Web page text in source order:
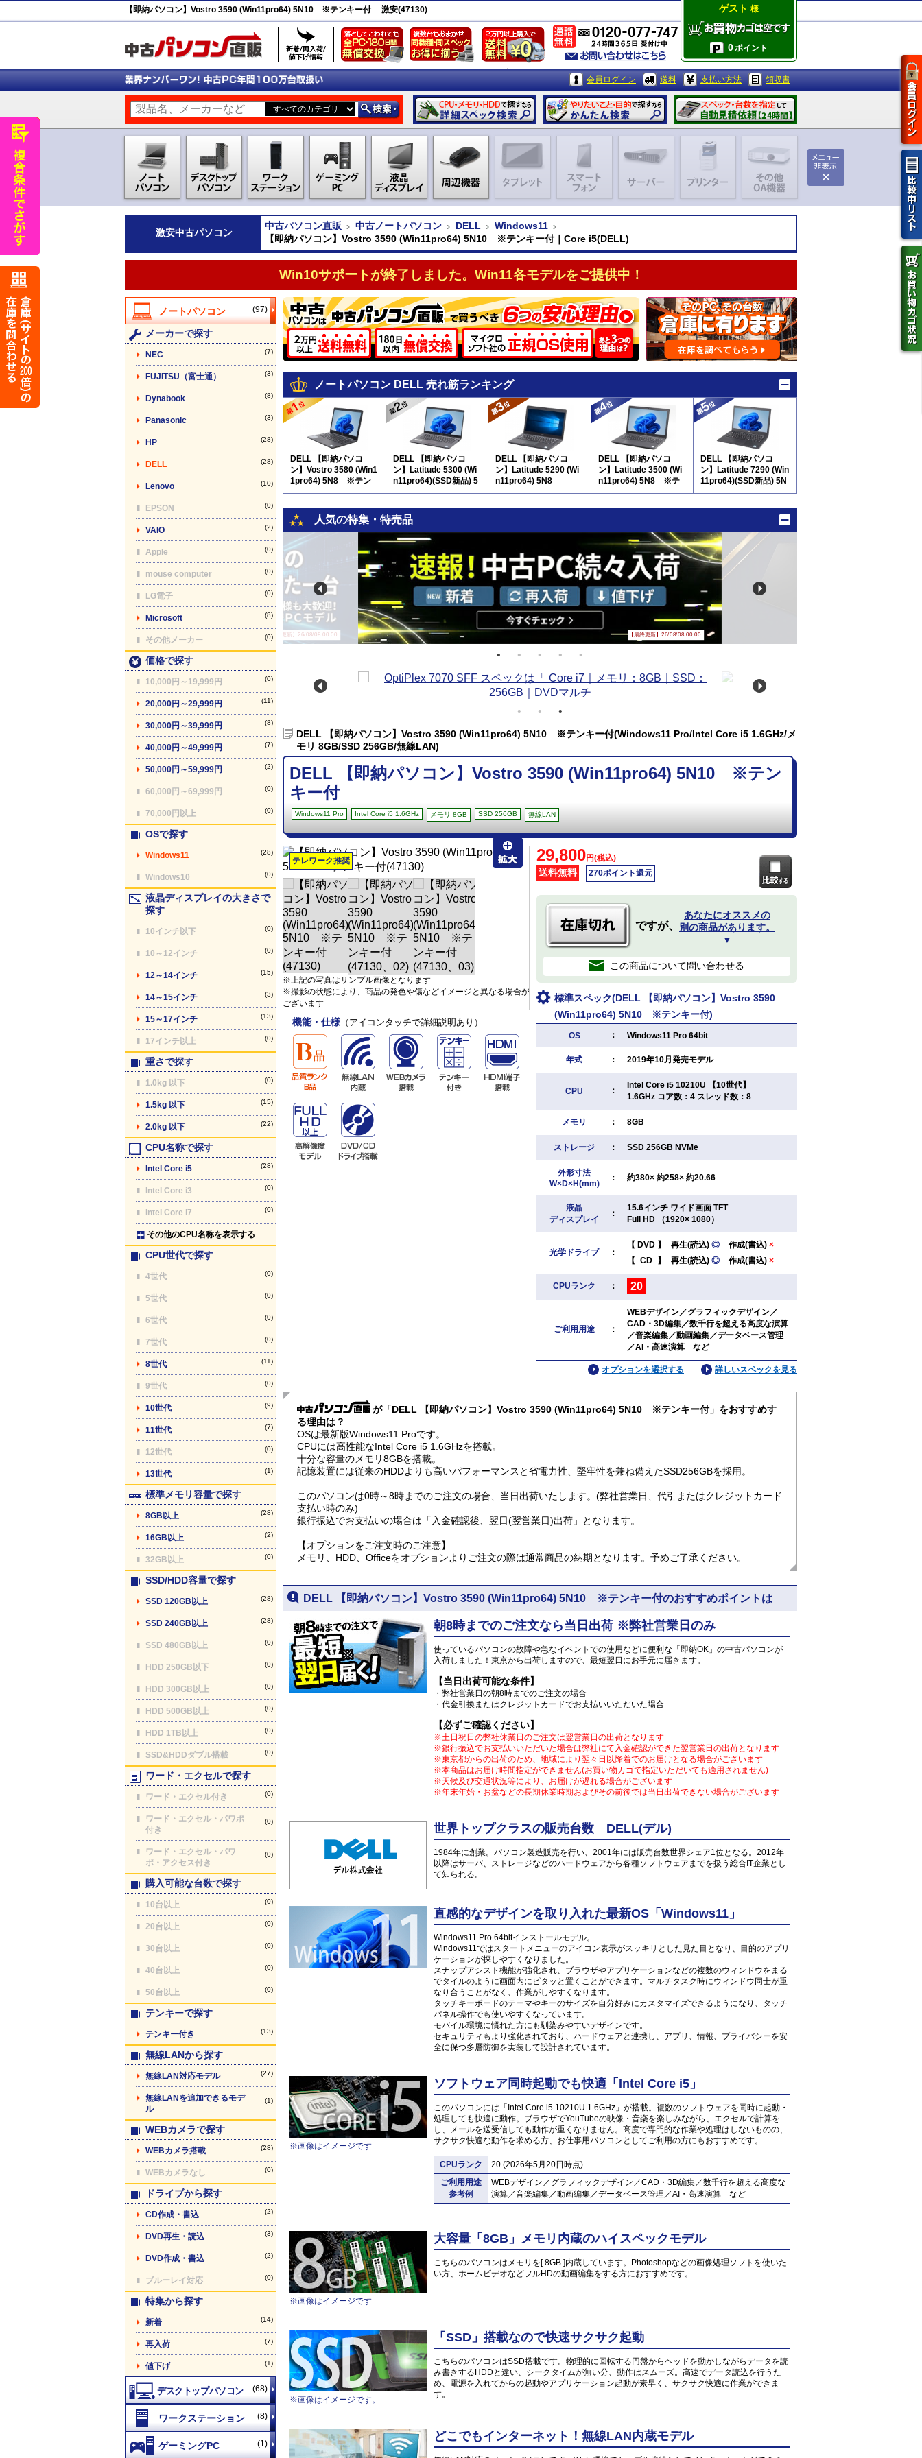
【即納パソコン】Vostro 3590 (Win11pro64) 5N10 ※テンキー付 激安(47130) ゲスト 様
0ポイント
会員ログイン 送料 支払い方法 領収書
激安中古パソコン
中古パソコン直販 中古ノートパソコン DELL
Windows11
【即納パソコン】Vostro 3590 (Win11pro64) 5N10 ※テンキー付｜Core i5(DELL)
Win10サポートが終了しました。Win11各モデルをご提供中！
(97)
メーカーで探す
NEC (7)
FUJITSU（富士通） (3)
Dynabook (8)
Panasonic (3)
HP (28)
DELL (28)
Lenovo (10)
EPSON (0)
VAIO (2)
Apple (0)
mouse computer (0)
LG電子 (0)
Microsoft (8)
その他メーカー (0)
価格で探す
10,000円～19,999円 (0)
20,000円～29,999円 (11)
30,000円～39,999円 (8)
40,000円～49,999円 (7)
50,000円～59,999円 (2)
60,000円～69,999円 (0)
70,000円以上 (0)
OSで探す
Windows11 (28)
Windows10 (0)
液晶ディスプレイの大きさで
探す
10インチ以下 (0)
10～12インチ (0)
12～14インチ (15)
14～15インチ (3)
15～17インチ (13)
17インチ以上 (0)
重さで探す
1.0kg 以下 (0)
1.5kg 以下 (15)
2.0kg 以下 (22)
CPU名称で探す
Intel Core i5 (28)
Intel Core i3 (0)
Intel Core i7 (0)
その他のCPU名称を表示する
CPU世代で探す
4世代 (0)
5世代 (0)
6世代 (0)
7世代 (0)
8世代 (11)
9世代 (0)
10世代 (9)
11世代 (7)
12世代 (0)
13世代 (1)
標準メモリ容量で探す
8GB以上 (28)
16GB以上 (2)
32GB以上 (0)
SSD/HDD容量で探す
SSD 120GB以上 (28)
SSD 240GB以上 (28)
SSD 480GB以上 (0)
HDD 250GB以下 (0)
HDD 300GB以上 (0)
HDD 500GB以上 (0)
HDD 1TB以上 (0)
SSD&HDDダブル搭載 (0)
ワード・エクセルで探す
ワード・エクセル付き (0)
ワード・エクセル・パワポ
付き
(0)
ワード・エクセル・パワ
ポ・アクセス付き
(0)
購入可能な台数で探す
10台以上 (0)
20台以上 (0)
30台以上 (0)
40台以上 (0)
50台以上 (0)
テンキーで探す
テンキー付き (13)
無線LANから探す
無線LAN対応モデル (27)
無線LANを追加できるモデ
ル
(1)
WEBカメラで探す
WEBカメラ搭載 (28)
WEBカメラなし (0)
ドライブから探す
CD作成・書込 (2)
DVD再生・読込 (3)
DVD作成・書込 (2)
ブルーレイ対応 (0)
特集から探す
新着 (14)
再入荷 (7)
値下げ (1)
(68)
(8)
(1)
ノートパソコン DELL 売れ筋ランキング
DELL 【即納パソコ
ン】Vostro 3580 (Win1
1pro64) 5N8 ※テン
キー付
DELL 【即納パソコ
ン】Latitude 5300 (Wi
n11pro64)(SSD新品) 5
N8
DELL 【即納パソコ
ン】Latitude 5290 (Wi
n11pro64) 5N8
DELL 【即納パソコ
ン】Latitude 3500 (Wi
n11pro64) 5N8 ※テ
ンキー付
DELL 【即納パソコ
ン】Latitude 7290 (Win
11pro64)(SSD新品) 5N
8
人気の特集・特売品
【最終更新】26/08/08 00:00 【最終更新】26/08/08 00:00
DELL 【即納パソコン】Vostro 3590 (Win11pro64) 5N10 ※テンキー付(Windows11 Pro/Intel Core i5 1.6GHz/メ
モリ 8GB/SSD 256GB/無線LAN)
DELL 【即納パソコン】Vostro 3590 (Win11pro64) 5N10 ※テン
キー付
Windows11 Pro Intel Core i5 1.6GHz メモリ 8GB SSD 256GB 無線LAN
テレワーク推奨
※上記の写真はサンプル画像となります
※撮影の状態により、商品の発色や傷などイメージと異なる場合が
ございます
機能・仕様 （アイコンタッチで詳細説明あり）
29,800円(税込)
送料無料 270ポイント還元
ですが、
あなたにオススメの
別の商品があります。
▼
この商品について問い合わせる
標準スペック(DELL 【即納パソコン】Vostro 3590
(Win11pro64) 5N10 ※テンキー付)
OS ： Windows11 Pro 64bit
年式 ： 2019年10月発売モデル
CPU ：
Intel Core i5 10210U 【10世代】
1.6GHz コア数：4 スレッド数：8
メモリ ： 8GB
ストレージ ： SSD 256GB NVMe
外形寸法
W×D×H(mm)
： 約380× 約258× 約20.66
液晶
ディスプレイ
：
15.6インチ ワイド画面 TFT
Full HD （1920× 1080）
光学ドライブ ：
【 DVD 】 再生(読込) ◎ 作成(書込) ×
【 CD 】 再生(読込) ◎ 作成(書込) ×
CPUランク ： 20
ご利用用途 ：
WEBデザイン／グラフィックデザイン／
CAD・3D編集／数千行を超える高度な演算
／音楽編集／動画編集／データベース管理
／AI・高速演算 など
詳しいスペックを見る
オプションを選択する
が「DELL 【即納パソコン】Vostro 3590 (Win11pro64) 5N10 ※テンキー付」をおすすめす
る理由は？
OSは最新版Windows11 Proです。
CPUには高性能なIntel Core i5 1.6GHzを搭載。
十分な容量のメモリ8GBを搭載。
記憶装置には従来のHDDよりも高いパフォーマンスと省電力性、堅牢性を兼ね備えたSSD256GBを採用。
このパソコンは0時～8時までのご注文の場合、当日出荷いたします。(弊社営業日、代引またはクレジットカード
支払い時のみ)
銀行振込でお支払いの場合は「入金確認後、翌日(翌営業日)出荷」となります。
【オプションをご注文時のご注意】
メモリ、HDD、Officeをオプションよりご注文の際は通常商品の納期となります。予めご了承ください。
DELL 【即納パソコン】Vostro 3590 (Win11pro64) 5N10 ※テンキー付のおすすめポイントは
朝8時までのご注文なら当日出荷 ※弊社営業日のみ
使っているパソコンの故障や急なイベントでの使用などに便利な「即納OK」の中古パソコンが
入荷しました！東京から出荷しますので、最短翌日にお手元に届きます。
【当日出荷可能な条件】
・弊社営業日の朝8時までのご注文の場合
・代金引換またはクレジットカードでお支払いいただいた場合
【必ずご確認ください】
※土日祝日の弊社休業日のご注文は翌営業日の出荷となります
※銀行振込でお支払いいただいた場合は弊社にて入金確認ができた翌営業日の出荷となります
※東京都からの出荷のため、地域により翌々日以降着でのお届けとなる場合がございます
※本商品はお届け時間指定ができません(お買い物カゴで指定いただいても適用されません)
※天候及び交通状況等により、お届けが遅れる場合がございます
※年末年始・お盆などの長期休業時期およびその前後では当日出荷できない場合がございます
世界トップクラスの販売台数 DELL(デル)
1984年に創業。パソコン製造販売を行い、2001年には販売台数世界シェア1位となる。2012年
以降はサーバ、ストレージなどのハードウェアから各種ソフトウェアまでを扱う総合IT企業とし
て知られる。
直感的なデザインを取り入れた最新OS「Windows11」
Windows11 Pro 64bitインストールモデル。
Windows11ではスタートメニューのアイコン表示がスッキリとした見た目となり、目的のアプリ
ケーションが探しやすくなりました。
スナップアシスト機能が強化され、ブラウザやアプリケーションなどの複数のウィンドウをまる
でタイルのように画面内にピタッと置くことができます。マルチタスク時にウィンドウ同士が重
なり合うことがなく、作業がしやすくなります。
タッチキーボードのテーマやキーのサイズを自分好みにカスタマイズできるようになり、タッチ
パネル操作でも使いやすくなっています。
モバイル環境に慣れた方にも馴染みやすいデザインです。
セキュリティもより強化されており、ハードウェアと連携し、アプリ、情報、プライバシーを安
全に保つ多層防御を実装して設計されています。
※画像はイメージです
ソフトウェア同時起動でも快適「Intel Core i5」
このパソコンには「Intel Core i5 10210U 1.6GHz」が搭載。複数のソフトウェアを同時に起動・
処理しても快適に動作。ブラウザでYouTubeの映像・音楽を楽しみながら、エクセルで計算を
し、メールを送受信しても動作が重くなりません。高度で専門的な作業や処理はしないものの、
サクサク快適な動作を求める方、お仕事用パソコンとしてご利用の方にもおすすめです。
CPUランク
20 (2026年5月20日時点)
ご利用用途
参考例
WEBデザイン／グラフィックデザイン／CAD・3D編集／数千行を超える高度な
演算／音楽編集／動画編集／データベース管理／AI・高速演算 など
※画像はイメージです
大容量「8GB」メモリ内蔵のハイスペックモデル
こちらのパソコンはメモリを[ 8GB ]内蔵しています。Photoshopなどの画像処理ソフトを使いた
い方、ホームビデオなどフルHDの動画編集をする方におすすめです。
※画像はイメージです。
「SSD」搭載なので快速サクサク起動
こちらのパソコンはSSD搭載です。物理的に回転する円盤からヘッドを動かしながらデータを読
み書きするHDDと違い、シークタイムが無い分、動作はスムーズ。高速でデータ読込を行うた
め、電源を入れてからの起動やアプリケーション起動が素早く、サクサク快適に作業ができま
す。
どこでもインターネット！無線LAN内蔵モデル